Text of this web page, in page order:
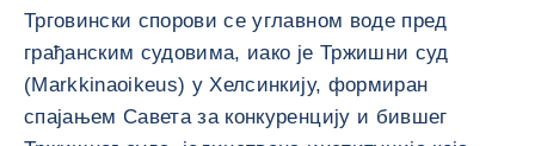
Трговински спорови се углавном воде пред
грађанским судовима, иако је Тржишни суд
(Markkinaoikeus) у Хелсинкију, формиран
спајањем Савета за конкуренцију и бившег